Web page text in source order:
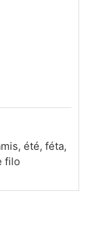
été, féta,
filo